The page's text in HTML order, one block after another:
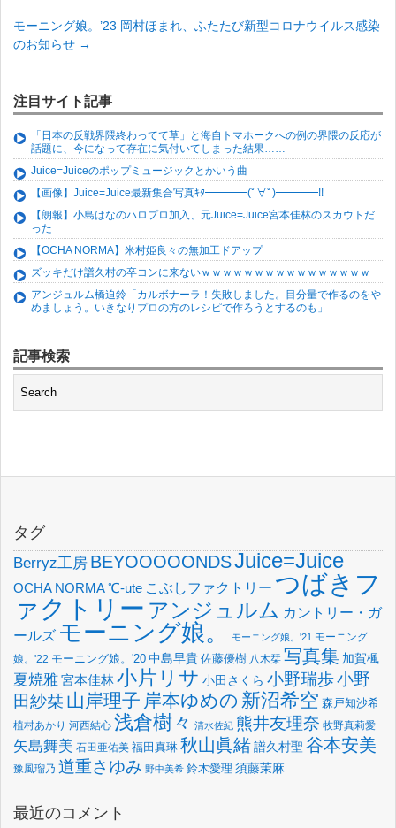
​モーニング娘。’23 岡村ほまれ、ふたたび新型コロナウイルス感染
のお知らせ →
注目サイト記事
「日本の反戦界隈終わってて草」と海自トマホークへの例の界隈の反応が
話題に、今になって存在に気付いてしまった結果……
Juice=Juiceのポップミュージックとかいう曲
【画像】Juice=Juice最新集合写真ｷﾀ━━━━(ﾟ∀ﾟ)━━━━!!
【朗報】小島はなのハロプロ加入、元Juice=Juice宮本佳林のスカウトだ
った
【OCHA NORMA】米村姫良々の無加工ドアップ
ズッキだけ譜久村の卒コンに来ないｗｗｗｗｗｗｗｗｗｗｗｗｗｗｗｗ
アンジュルム橋迫鈴「カルボナーラ！失敗しました。目分量で作るのをや
めましょう。いきなりプロの方のレシピで作ろうとするのも」
記事検索
タグ
Berryz工房 BEYOOOOONDSJuice=Juice
OCHA NORMA℃-ute こぶしファクトリー つばきフ
ァクトリー アンジュルム カントリー・ガ
ールズ モーニング娘。 モーニング娘。'21 モーニング
娘。'22 モーニング娘。'20 中島早貴 佐藤優樹 八木栞 写真集 加賀楓
夏焼雅宮本佳林小片リサ 小田さくら 小野瑞歩小野
田紗栞 山岸理子 岸本ゆめの 新沼希空 森戸知沙希
植村あかり 河西結心 浅倉樹々 清水佐紀 熊井友理奈 牧野真莉愛
矢島舞美 石田亜佑美 福田真琳 秋山眞緒譜久村聖 谷本安美
豫風瑠乃 道重さゆみ 野中美希 鈴木愛理 須藤茉麻
最近のコメント